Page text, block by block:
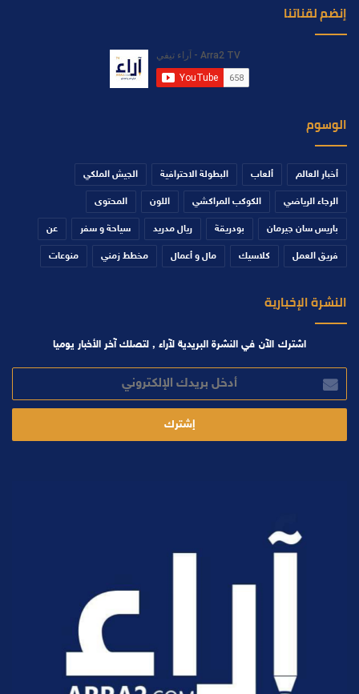
إنضم لقناتنا
الوسوم
أخبار العالم ألعاب البطولة الاحترافية الجيش الملكي
الرجاء الرياضي الكوكب المراكشي اللون المحتوى
باريس سان جيرمان بودريقة ريال مدريد سياحة و سفر عن
فريق العمل كلاسيك مال و أعمال مخطط زمني منوعات
النشرة الإخبارية
اشترك الآن في النشرة البريدية لآراء , لتصلك آخر الأخبار يوميا
بريدك
الإلكتروني